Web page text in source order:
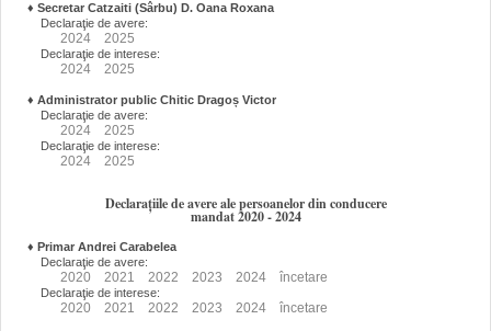
♦ Secretar Catzaiti (Sârbu) D. Oana Roxana
Declaraţie de avere:
2024 2025
Declaraţie de interese:
2024 2025
♦ Administrator public Chitic Dragoș Victor
Declaraţie de avere:
2024 2025
Declaraţie de interese:
2024 2025
Declarațiile de avere ale persoanelor din conducere
mandat 2020 - 2024
♦ Primar Andrei Carabelea
Declaraţie de avere:
2020 2021 2022 2023 2024 încetare
Declaraţie de interese:
2020 2021 2022 2023 2024 încetare